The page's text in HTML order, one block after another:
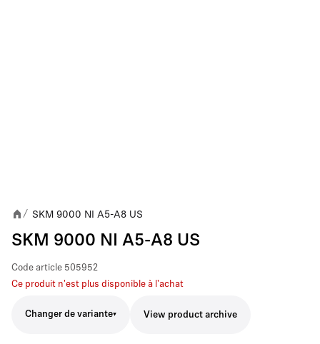
/ SKM 9000 NI A5-A8 US
SKM 9000 NI A5-A8 US
Code article 505952
Ce produit n'est plus disponible à l'achat
Changer de variante View product archive